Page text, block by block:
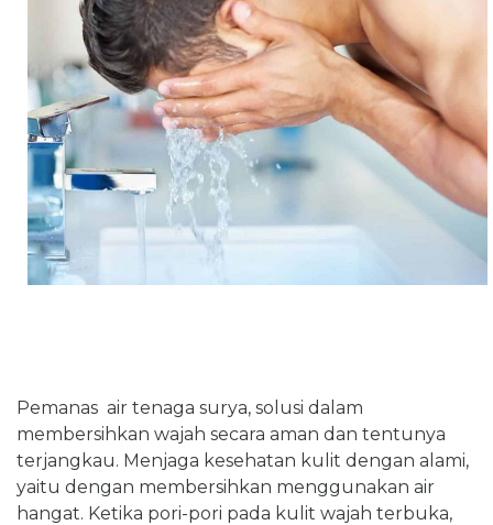
Pemanas air tenaga surya, solusi dalam
membersihkan wajah secara aman dan tentunya
terjangkau. Menjaga kesehatan kulit dengan alami,
yaitu dengan membersihkan menggunakan air
hangat. Ketika pori-pori pada kulit wajah terbuka,